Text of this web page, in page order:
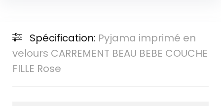
Spécification: Pyjama imprimé en
velours CARREMENT BEAU BEBE COUCHE
FILLE Rose